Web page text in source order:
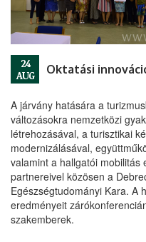
24
AUG
A járvány hatására a
változásokra nemzetközi
létrehozásával, a turisztikai
modernizálásával,
valamint a hallgatói mobilitás
partnereivel közösen a
Egészségtudományi Kara. A
eredményeit
szakemberek.